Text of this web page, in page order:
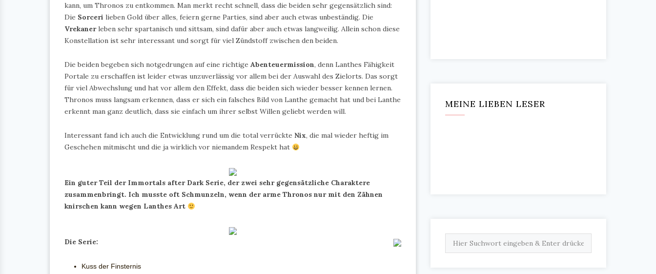
kann, um Thronos zu entkommen. Man merkt recht schnell, dass die beiden sehr gegensätzlich sind:
Die Sorceri lieben Gold über alles, feiern gerne Parties, sind aber auch etwas unbeständig. Die
Vrekanerleben sehr spartanisch und sittsam, sind dafür aber auch etwas langweilig. Allein schon diese
Konstellation ist sehr interessant und sorgt für viel Zündstoff zwischen den beiden.
Die beiden begeben sich notgedrungen auf eine richtige Abenteuermission, denn Lanthes Fähigkeit
Portale zu erschaffen ist leider etwas unzuverlässig vor allem bei der Auswahl des Zielorts. Das sorgt
für viel Abwechslung und hat vor allem den Effekt, dass die beiden sich wieder besser kennen lernen.
Thronos muss langsam erkennen, dass er sich ein falsches Bild von Lanthe gemacht hat und bei Lanthe
erkennt man ganz deutlich, dass sie einfach um ihrer selbst Willen geliebt werden will.
Interessant fand ich auch die Entwicklung rund um die total verrückte Nix, die mal wieder heftig im
Geschehen mitmischt und die ja wirklich vor niemandem Respekt hat
Ein guter Teil der Immortals after Dark Serie, der zwei sehr gegensätzliche Charaktere
zusammenbringt. Ich musste oft Schmunzeln, wenn der arme Thronos nur mit den Zähnen
knirschen kann wegen Lanthes Art
Die Serie:
Kuss der Finsternis
MEINE LIEBEN LESER